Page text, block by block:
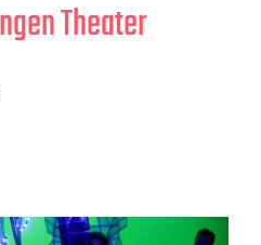
Theater